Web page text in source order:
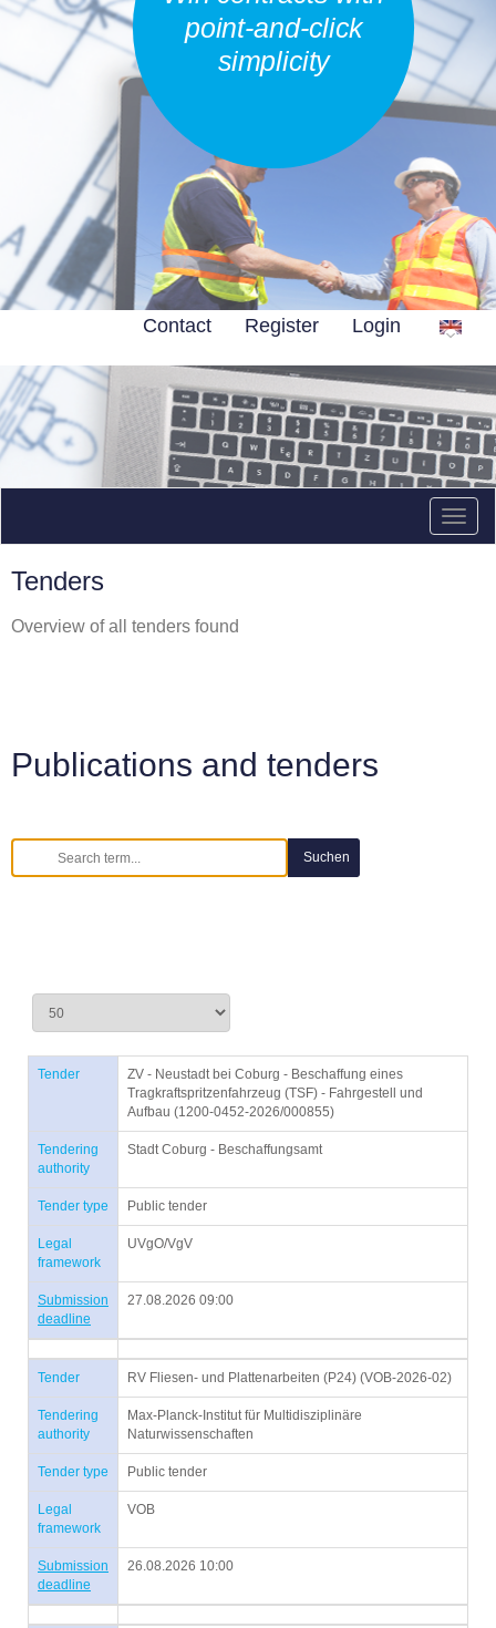
point-and-click
simplicity
Contact Register Login
Tenders
Overview of all tenders found
Publications and tenders
Tender
ZV - Neustadt bei Coburg - Beschaffung eines
Tragkraftspritzenfahrzeug (TSF) - Fahrgestell und
Aufbau (1200-0452-2026/000855)
Tendering
authority
Stadt Coburg - Beschaffungsamt
Tender type Public tender
Legal
framework
UVgO/VgV
Submission
deadline
27.08.2026 09:00
Tender RV Fliesen- und Plattenarbeiten (P24) (VOB-2026-02)
Tendering
authority
Max-Planck-Institut für Multidisziplinäre
Naturwissenschaften
Tender type Public tender
Legal
framework
VOB
Submission
deadline
26.08.2026 10:00